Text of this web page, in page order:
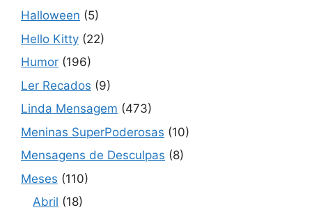
Halloween (5)
Hello Kitty (22)
Humor (196)
Ler Recados (9)
Linda Mensagem (473)
Meninas SuperPoderosas (10)
Mensagens de Desculpas (8)
Meses (110)
Abril (18)